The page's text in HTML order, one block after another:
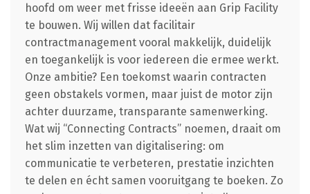
hoofd om weer met frisse ideeën aan Grip Facility
te bouwen. Wij willen dat facilitair
contractmanagement vooral makkelijk, duidelijk
en toegankelijk is voor iedereen die ermee werkt.
Onze ambitie? Een toekomst waarin contracten
geen obstakels vormen, maar juist de motor zijn
achter duurzame, transparante samenwerking.
Wat wij “Connecting Contracts” noemen, draait om
het slim inzetten van digitalisering: om
communicatie te verbeteren, prestatie inzichten
te delen en écht samen vooruitgang te boeken. Zo